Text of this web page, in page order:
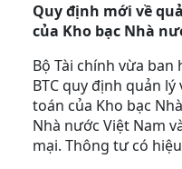
Quy định mới về
của Kho bạc Nhà
Bộ Tài chính vừa ban
BTC quy định quản
toán của Kho bạc
Nhà nước Việt Nam
mại. Thông tư có